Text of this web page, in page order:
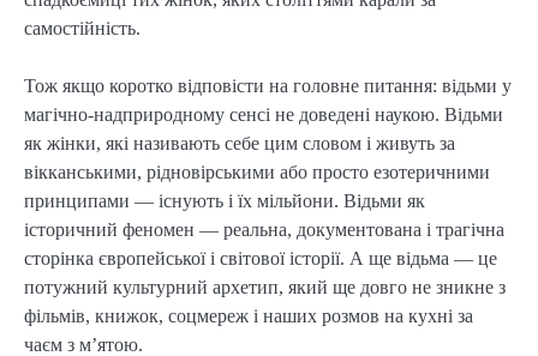
самостійність.
Тож якщо коротко відповісти на головне питання: відьми у
магічно-надприродному сенсі не доведені наукою. Відьми
як жінки, які називають себе цим словом і живуть за
вікканськими, рідновірськими або просто езотеричними
принципами — існують і їх мільйони. Відьми як
історичний феномен — реальна, документована і трагічна
сторінка європейської і світової історії. А ще відьма — це
потужний культурний архетип, який ще довго не зникне з
фільмів, книжок, соцмереж і наших розмов на кухні за
чаєм з м’ятою.